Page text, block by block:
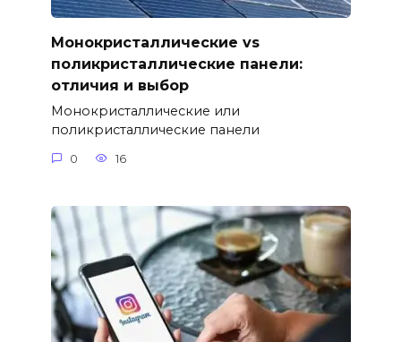
Монокристаллические vs
поликристаллические панели:
отличия и выбор
Монокристаллические или
поликристаллические панели
0 16